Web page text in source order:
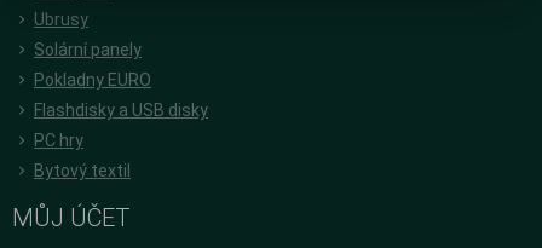
Ubrusy
Solární panely
Pokladny EURO
Flashdisky a USB disky
PC hry
Bytový textil
MŮJ ÚČET